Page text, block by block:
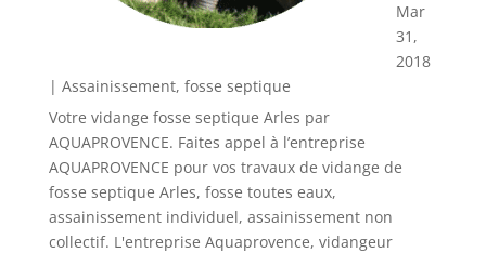
Mar
31,
2018
| Assainissement, fosse septique
Votre vidange fosse septique Arles par
AQUAPROVENCE. Faites appel à l’entreprise
AQUAPROVENCE pour vos travaux de vidange de
fosse septique Arles, fosse toutes eaux,
assainissement individuel, assainissement non
collectif. L'entreprise Aquaprovence, vidangeur